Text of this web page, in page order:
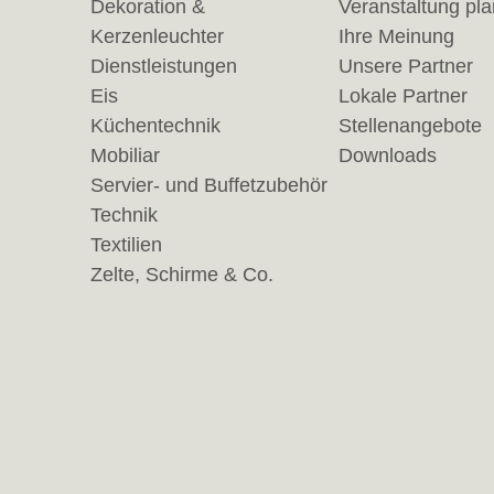
Dekoration &
Kerzenleuchter
Dienstleistungen
Eis
Küchentechnik
Mobiliar
Servier- und Buffetzubehör
Technik
Textilien
Zelte, Schirme & Co.
Veranstaltung
Ihre Meinung
Unsere Partner
Lokale Partner
Stellenangebote
Downloads